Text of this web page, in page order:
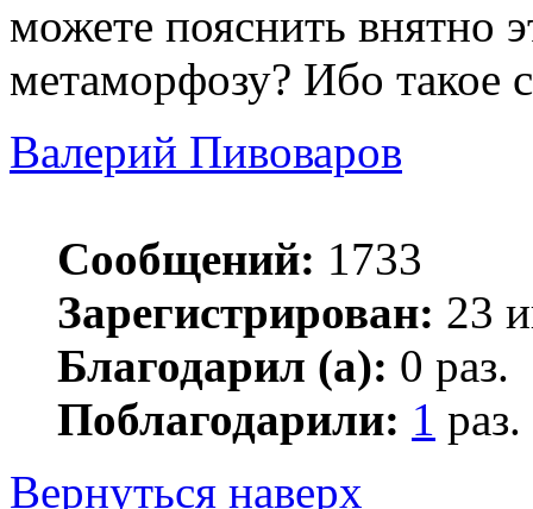
можете пояснить внятно
метаморфозу? Ибо такое
Валерий Пивоваров
Сообщений: 1733
Зарегистрирован: 23
Благодарил (а): 0 раз.
Поблагодарили: 1 раз.
Вернуться наверх